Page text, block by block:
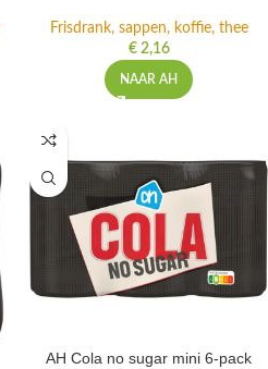
Frisdrank, sappen, koffie, thee
€2,16
NAAR AH
AH Cola no sugar mini 6-pack